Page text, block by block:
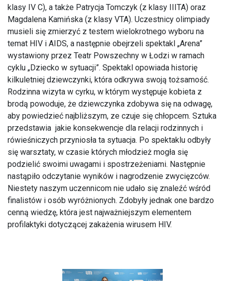
klasy IV C), a także Patrycja Tomczyk (z klasy IIITA) oraz
Magdalena Kamińska (z klasy VTA). Uczestnicy olimpiady
musieli się zmierzyć z testem wielokrotnego wyboru na
temat HIV i AIDS, a następnie obejrzeli spektakl „Arena”
wystawiony przez Teatr Powszechny w Łodzi w ramach
cyklu „Dziecko w sytuacji”. Spektakl opowiada historię
kilkuletniej dziewczynki, która odkrywa swoją tożsamość.
Rodzinna wizyta w cyrku, w którym występuje kobieta z
brodą powoduje, że dziewczynka zdobywa się na odwagę,
aby powiedzieć najbliższym, ze czuje się chłopcem. Sztuka
przedstawia jakie konsekwencje dla relacji rodzinnych i
rówieśniczych przyniosła ta sytuacja. Po spektaklu odbyły
się warsztaty, w czasie których młodzież mogła się
podzielić swoimi uwagami i spostrzeżeniami. Następnie
nastąpiło odczytanie wyników i nagrodzenie zwycięzców.
Niestety naszym uczennicom nie udało się znaleźć wśród
finalistów i osób wyróżnionych. Zdobyły jednak one bardzo
cenną wiedzę, która jest najważniejszym elementem
profilaktyki dotyczącej zakażenia wirusem HIV.